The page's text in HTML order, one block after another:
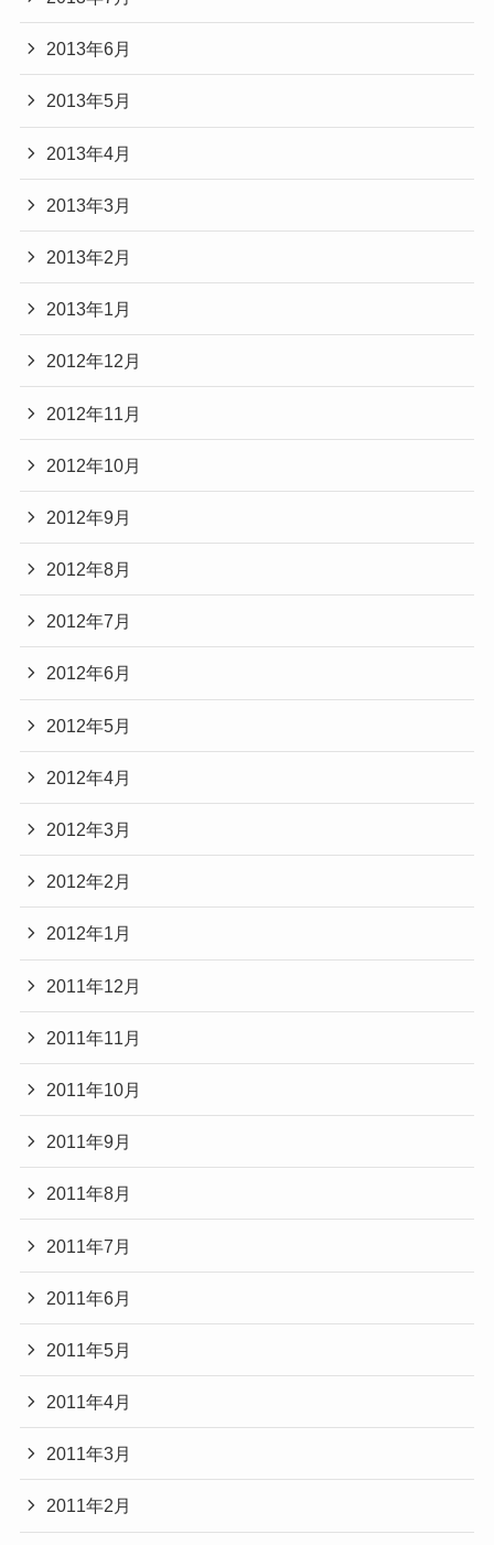
2013年6月
2013年5月
2013年4月
2013年3月
2013年2月
2013年1月
2012年12月
2012年11月
2012年10月
2012年9月
2012年8月
2012年7月
2012年6月
2012年5月
2012年4月
2012年3月
2012年2月
2012年1月
2011年12月
2011年11月
2011年10月
2011年9月
2011年8月
2011年7月
2011年6月
2011年5月
2011年4月
2011年3月
2011年2月